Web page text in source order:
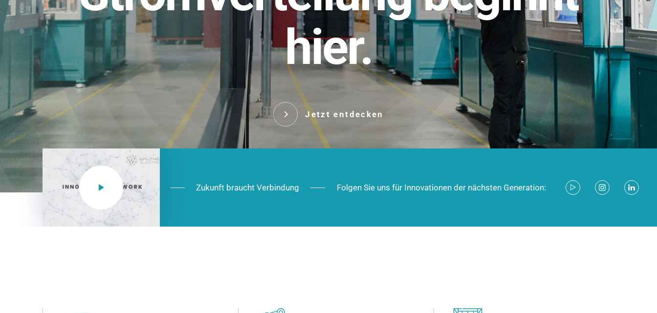
hier.
Jetzt entdecken
NEO CEE: Energieverteilung mit System. Robust im Alltag,
effizient in der Installation, zukunftsfähig im Ausbau.
Das innovative Stecksystem für industrielle Anwendungen –
robust, IP-geschützt und zukunftsfähig.
Jetzt entdecken
Zukunft braucht Verbindung Folgen Sie uns für Innovationen der nächsten Generation: